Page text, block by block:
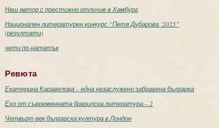
Наш автор с престижно отличие в Хамбург
Национален литературен конкурс “Петя Дубарова ‘2025”
(резултати)
чети по-нататък
Ревюта
Екатерина Каравелова – една незаслужено забравена българка
Ехо от съвременната бразилска литература – 2
Четвърт век българска култура в Лондон